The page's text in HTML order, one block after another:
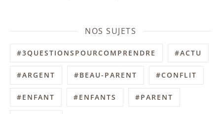
NOS SUJETS
#3QUESTIONSPOURCOMPRENDRE #ACTU
#ARGENT #BEAU-PARENT #CONFLIT
#ENFANT #ENFANTS #PARENT